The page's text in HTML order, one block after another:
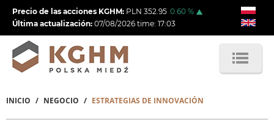
Pasar
contenido
principal
Precio de las acciones KGHM: PLN 352.95 0.60 %
Última actualización: 07/08/2026 time: 17:03
Sobrescribir
INICIO NEGOCIO ESTRATEGIAS DE INNOVACIÓN